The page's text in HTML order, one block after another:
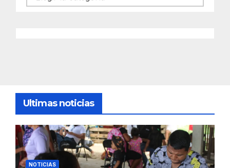
Ultimas noticias
NOTICIAS